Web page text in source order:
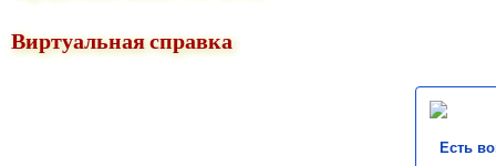
Виртуальная справка
Есть